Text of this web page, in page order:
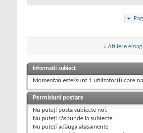
« Afiliere
Informații subiect
Momentan este/sunt 1 utilizator(i) care
Permisiuni postare
Nu puteţi posta subiecte noi.
Nu puteţi răspunde la subiecte
Nu puteţi adăuga ataşamente